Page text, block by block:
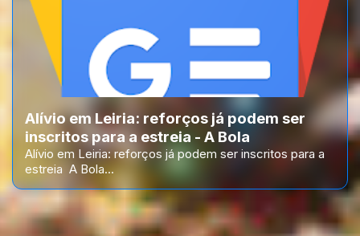
Alívio em Leiria: reforços já podem ser
inscritos para a estreia - A Bola
Alívio em Leiria: reforços já podem ser inscritos para a
estreia A Bola...